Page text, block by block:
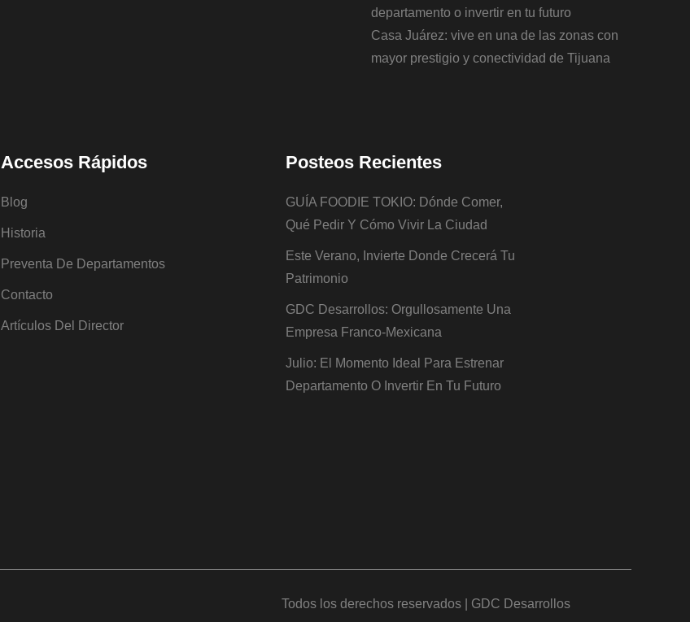
departamento o invertir en tu futuro
Casa Juárez: vive en una de las zonas con
mayor prestigio y conectividad de Tijuana
Accesos Rápidos
Blog
Historia
Preventa De Departamentos
Contacto
Artículos Del Director
Posteos Recientes
GUÍA FOODIE TOKIO: Dónde Comer,
Qué Pedir Y Cómo Vivir La Ciudad
Este Verano, Invierte Donde Crecerá Tu
Patrimonio
GDC Desarrollos: Orgullosamente Una
Empresa Franco-Mexicana
Julio: El Momento Ideal Para Estrenar
Departamento O Invertir En Tu Futuro
Todos los derechos reservados | GDC Desarrollos